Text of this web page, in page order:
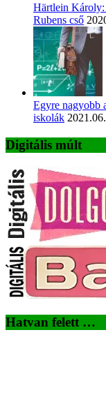
Härtlein Károly:
Rubens cső
Egyre nagyobb
iskolák
Digitális múlt
Hatvan felett …